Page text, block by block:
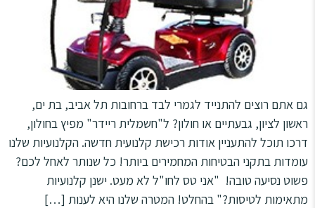
סמן קישורים
לאפס
את
כל
האפשרויות
cached
מפת האתר
הצהרת נגישות
גם אתם רוצים להתנייד לגמרי לבד ברחובות תל אביב, בת ים,
ראשון לציון, גבעתיים או חולון? ל"חשמלית ריידר" מפיץ בחולון,
דרכו תוכל להתעניין אודות רכישת קלנועית חדשה. הקלנועיות שלנו
עומדות בתקני הבטיחות המחמירים ביותר! כל שנותר לאחל לכם?
פשוט נסיעה טובה! "אני טס לחו"ל לא מעט. ישנן קלנועיות
מתאימות לטיסות?" בהחלט! המטרה שלנו היא לענות […]